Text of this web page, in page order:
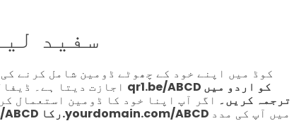
سفید
qr1.be/ABCD کو اردو میں
ترجمہ کریں۔ اگر آپ اپنا خود کا ڈومین استعمال
qr.yourdomain.com/ABCD رکا.yourdomain.com/ABCD میں آپ کی مدد